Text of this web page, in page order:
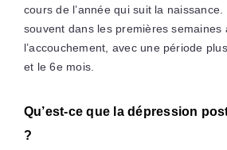
cours de l’année qui suit la
souvent dans les premières semaines
l’accouchement, avec une période
et le 6e mois.
Qu’est-ce que la dépression
?